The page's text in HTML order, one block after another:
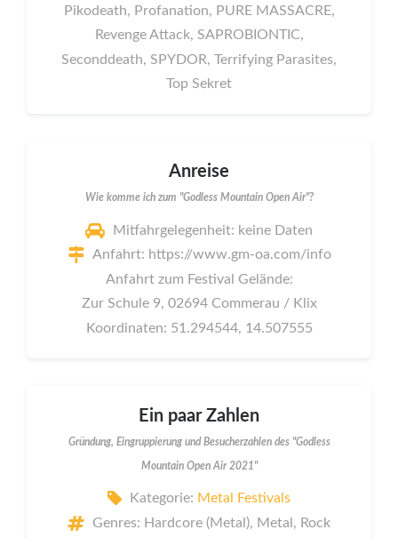
Pikodeath, Profanation, PURE MASSACRE,
Revenge Attack, SAPROBIONTIC,
Seconddeath, SPYDOR, Terrifying Parasites,
Top Sekret
Anreise
Wie komme ich zum "Godless Mountain Open Air"?
Mitfahrgelegenheit: keine Daten
Anfahrt: https://www.gm-oa.com/info
Anfahrt zum Festival Gelände:
Zur Schule 9, 02694 Commerau / Klix
Koordinaten: 51.294544, 14.507555
Ein paar Zahlen
Gründung, Eingruppierung und Besucherzahlen des "Godless
Mountain Open Air 2021"
Kategorie: Metal Festivals
Genres: Hardcore (Metal), Metal, Rock